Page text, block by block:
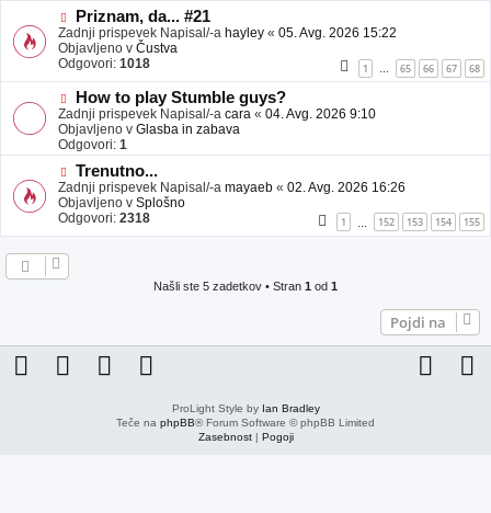
b
a
v
e
N
o
v
e
b
a
v
e
Priznam, da... #21
Zadnji prispevek Napisal/-a hayley « 05. Avg. 2026 15:22
Objavljeno v Čustva
Odgovori: 1018 1 65 66 67 68
N
o
v
e
o
b
j
a
v
e
How to play Stumble guys?
Zadnji prispevek Napisal/-a cara « 04. Avg. 2026 9:10
Objavljeno v Glasba in zabava
Odgovori: 1
N
o
v
e
o
Trenutno...
Zadnji prispevek Napisal/-a mayaeb « 02. Avg. 2026 16:26
Objavljeno v Splošno
Odgovori: 2318 1 152 153 154 155
Našli ste 5 zadetkov • Stran 1 od 1
Pojdi na
ProLight Style by Ian Bradley
Teče na phpBB® Forum Software © phpBB Limited
Zasebnost| Pogoji